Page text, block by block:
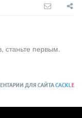
станьте первым.
ДЛЯ САЙТАCACKL E